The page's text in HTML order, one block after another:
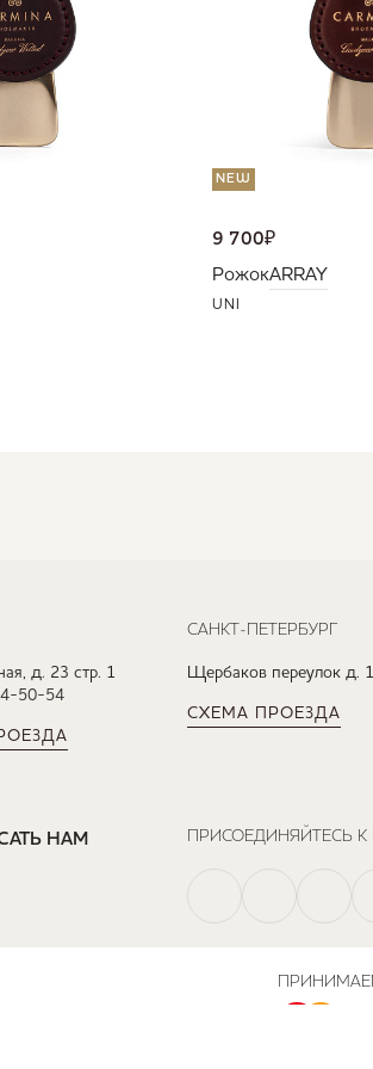
NEW
9 700₽
РожокARRAY
UNI
д. 23 стр. 1
50-54
САНКТ-ПЕТЕРБУРГ
Щербаков переулок д.
СХЕМА ПРОЕЗДА
НАМ ПРИСОЕДИНЯЙТЕСЬ К